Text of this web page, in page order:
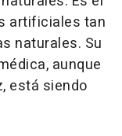
artificiales tan
naturales. Su
aunque
está siendo